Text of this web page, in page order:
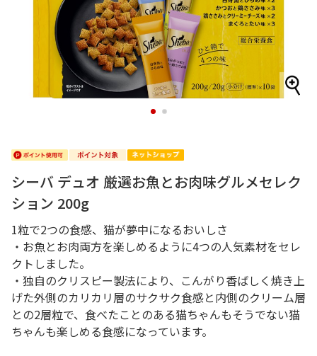
1 2
シーバ デュオ 厳選お魚とお肉味グルメセレク
ション 200g
1粒で2つの食感、猫が夢中になるおいしさ
・お魚とお肉両方を楽しめるように4つの人気素材をセレ
クトしました。
・独自のクリスピー製法により、こんがり香ばしく焼き上
げた外側のカリカリ層のサクサク食感と内側のクリーム層
との2層粒で、食べたことのある猫ちゃんもそうでない猫
ちゃんも楽しめる食感になっています。